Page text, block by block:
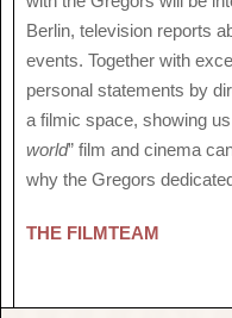
Berlin, television reports
events. Together with
personal statements by
a filmic space, showing
world” film and cinema
why the Gregors
THE FILMTEAM